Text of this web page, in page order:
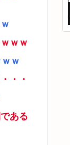
ｗｗ
ｗ
・・
ある